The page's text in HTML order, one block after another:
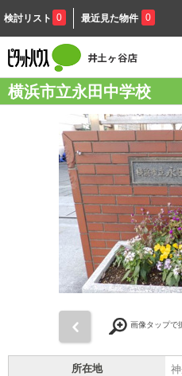
検討リスト 0 最近見た物件 0
横浜市立永田中学校
画像タップで
所在地